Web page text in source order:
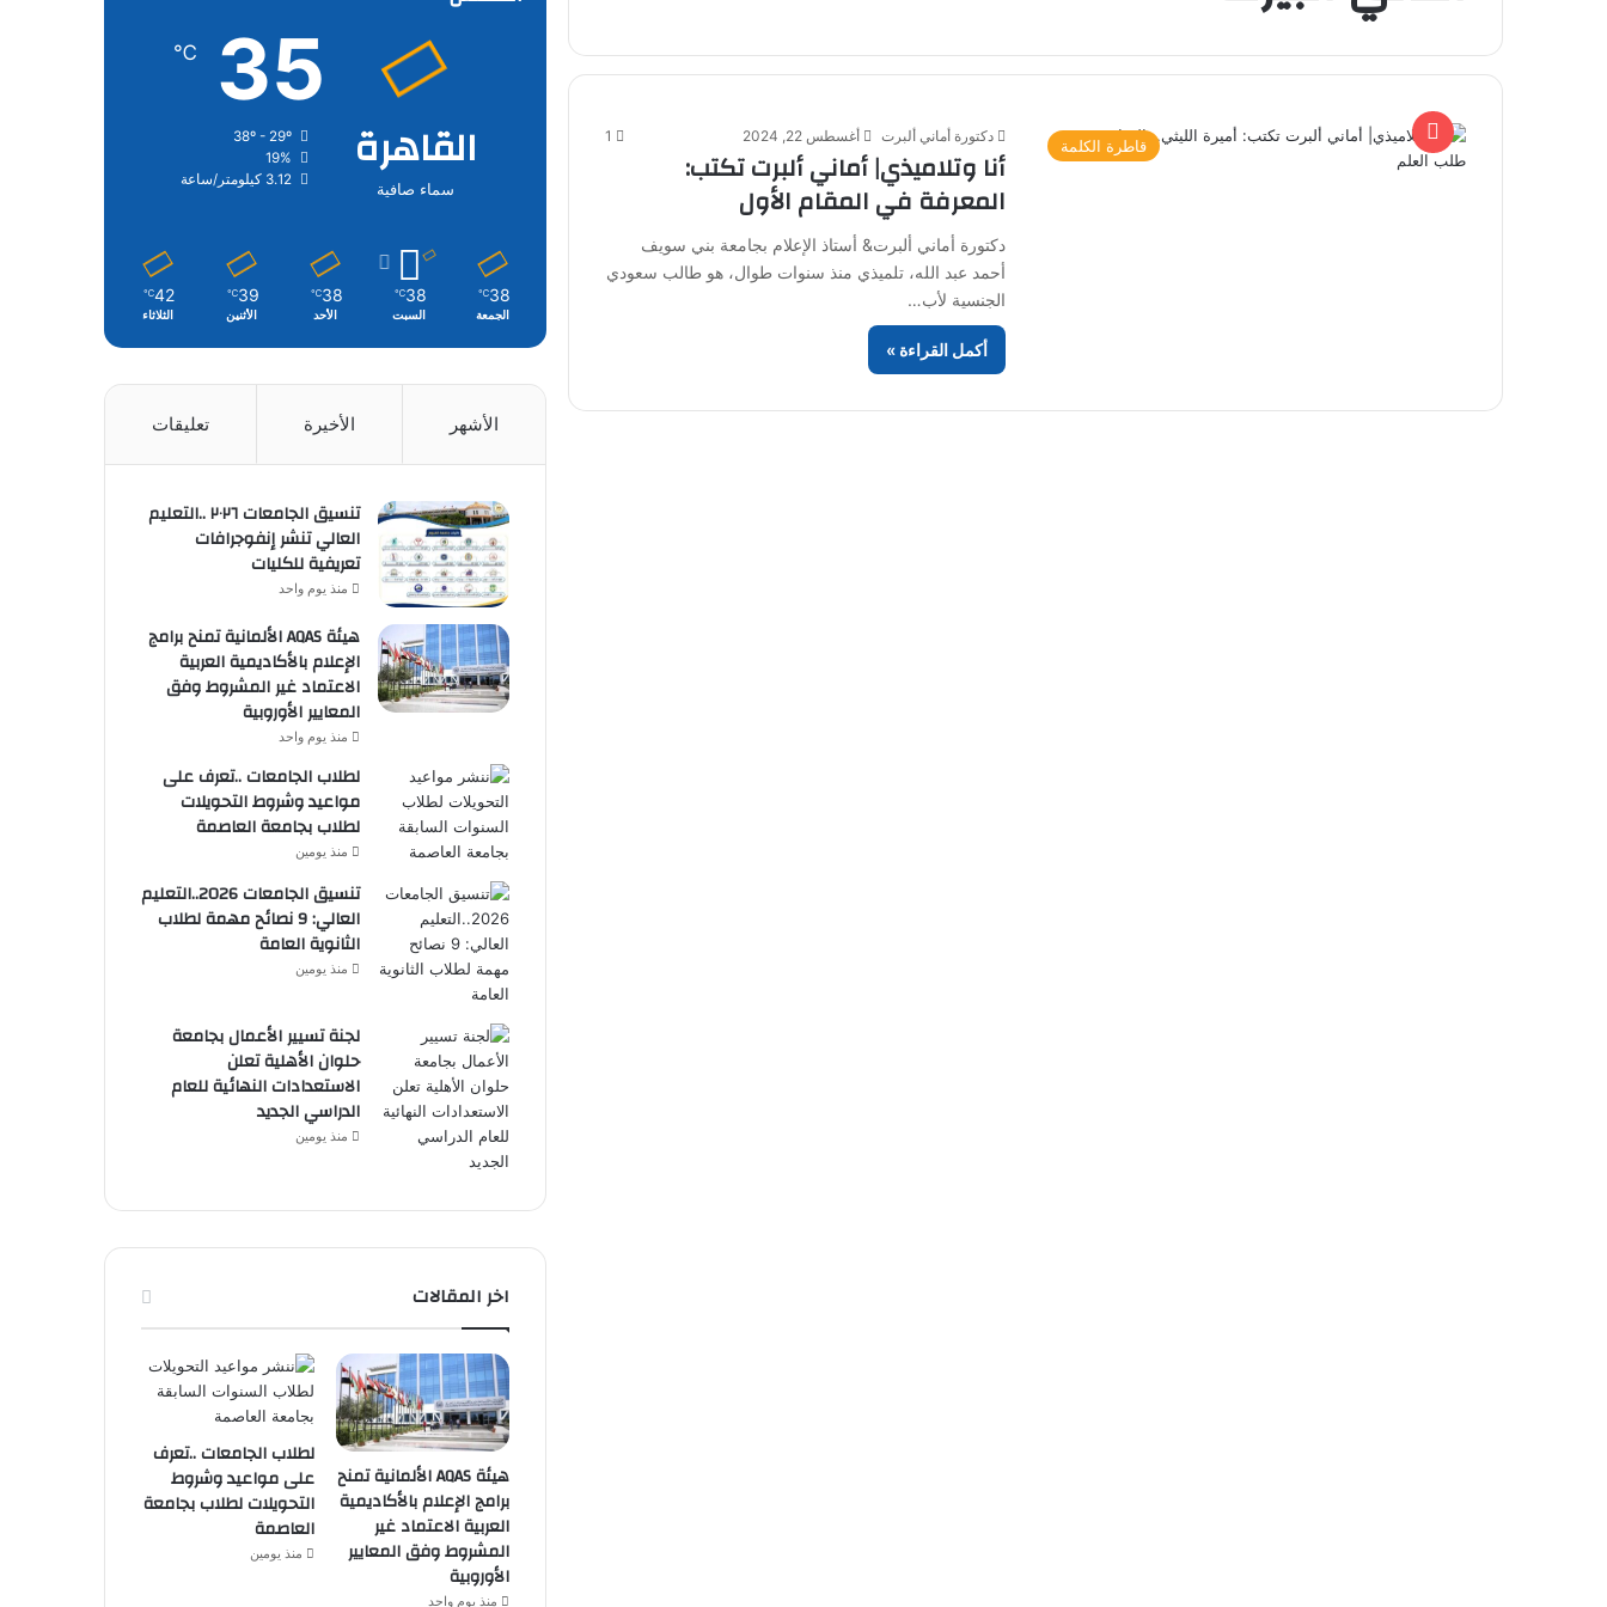
قاطرة الكلمة
دكتورة أماني ألبرت أغسطس 22, 2024 1
أنا وتلاميذي| أماني ألبرت تكتب:
المعرفة في المقام الأول
دكتورة أماني ألبرت& أستاذ الإعلام بجامعة بني سويف
أحمد عبد الله، تلميذي منذ سنوات طوال، هو طالب سعودي
الجنسية لأب…
أكمل القراءة »
القاهرة
سماء صافية
35
℃
19%
3.12 كيلومتر/ساعة
38
℃
الجمعة
38
℃
السبت
38
℃
الأحد
39
℃
الأثنين
42
℃
الثلاثاء
الأشهر الأخيرة تعليقات
تنسيق الجامعات ٢٠٢٦ ..التعليم
العالي تنشر إنفوجرافات
تعريفية للكليات
منذ يوم واحد
هيئة AQAS الألمانية تمنح برامج
الإعلام بالأكاديمية العربية
الاعتماد غير المشروط وفق
المعايير الأوروبية
منذ يوم واحد
لطلاب الجامعات ..تعرف على
مواعيد وشروط التحويلات
لطلاب بجامعة العاصمة
منذ يومين
تنسيق الجامعات 2026..التعليم
العالي: 9 نصائح مهمة لطلاب
الثانوية العامة
منذ يومين
لجنة تسيير الأعمال بجامعة
حلوان الأهلية تعلن
الاستعدادات النهائية للعام
الدراسي الجديد
منذ يومين
اخر المقالات
هيئة AQAS الألمانية تمنح
برامج الإعلام بالأكاديمية
العربية الاعتماد غير
المشروط وفق المعايير
الأوروبية
منذ يوم واحد
لطلاب الجامعات ..تعرف
على مواعيد وشروط
التحويلات لطلاب بجامعة
العاصمة
منذ يومين